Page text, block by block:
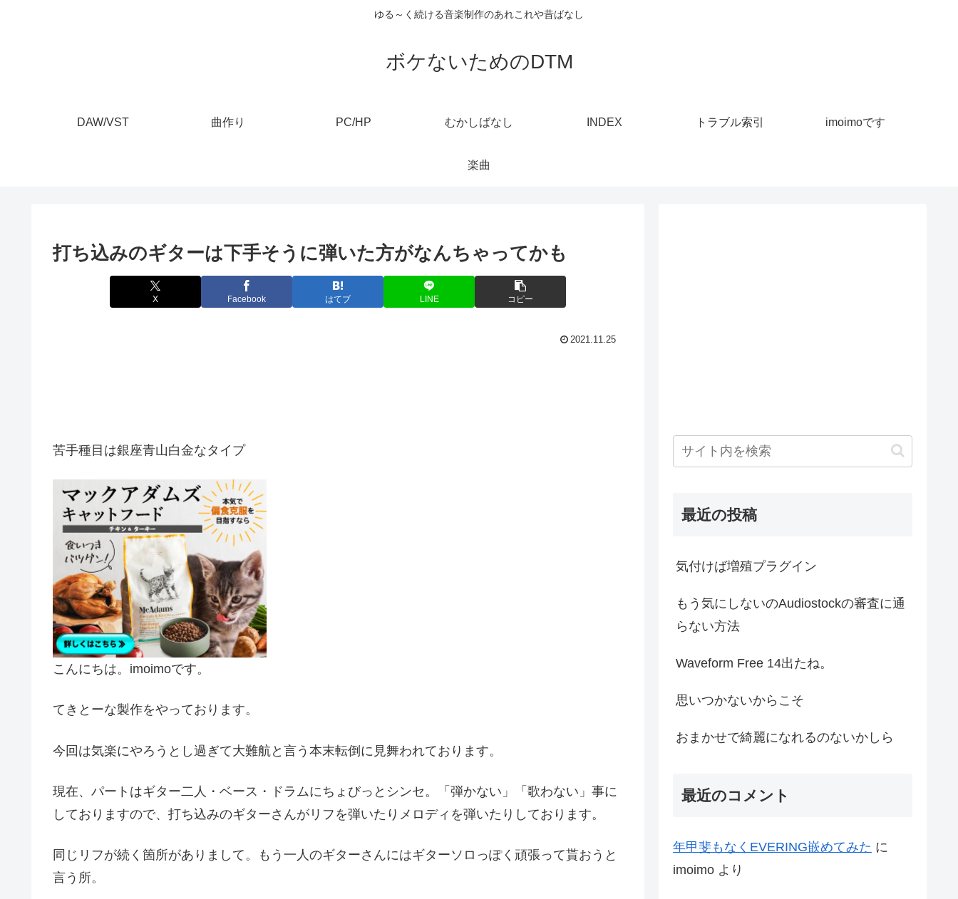
ゆる～く続ける音楽制作のあれこれや昔ばなし
ボケないためのDTM
DAW/VST 曲作り PC/HP むかしばなし INDEX トラブル索引 imoimoです
楽曲
打ち込みのギターは下手そうに弾いた方がなんちゃってかも
X Facebook はてブ LINE コピー
2021.11.25
苦手種目は銀座青山白金なタイプ
こんにちは。imoimoです。
てきとーな製作をやっております。
今回は気楽にやろうとし過ぎて大難航と言う本末転倒に見舞われております。
現在、パートはギター二人・ベース・ドラムにちょびっとシンセ。「弾かない」「歌わない」事に
しておりますので、打ち込みのギターさんがリフを弾いたりメロディを弾いたりしております。
同じリフが続く箇所がありまして。もう一人のギターさんにはギターソロっぽく頑張って貰おうと
言う所。
最近の投稿
気付けば増殖プラグイン
もう気にしないのAudiostockの審査に通
らない方法
Waveform Free 14出たね。
思いつかないからこそ
おまかせで綺麗になれるのないかしら
最近のコメント
年甲斐もなくEVERING嵌めてみた に
imoimo より